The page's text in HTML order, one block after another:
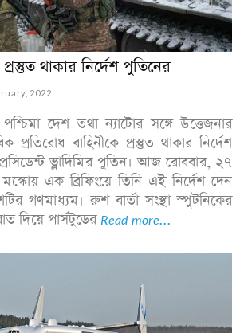
থাকার নির্দেশ পুতিনের
2022
দেশ তথা ন্যাটোর সঙ্গে উত্তেজনার
প্রতিরোধ বাহিনীকে প্রস্তুত থাকার নির্দেশ
ভ্লাদিমির পুতিন। আজ রোববার, ২৭
মস্কোয় এক ব্রিফিংয়ে তিনি এই নির্দেশ দেন
গণমাধ্যম। রুশ বার্তা সংস্থা স্পুটনিকের
দিয়ে পার্সটুডের Read more...